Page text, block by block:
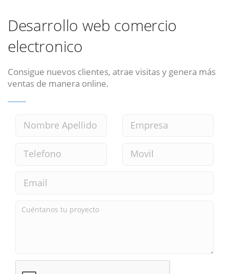
Desarrollo web comercio
electronico
Consigue nuevos clientes, atrae visitas y genera más
ventas de manera online.